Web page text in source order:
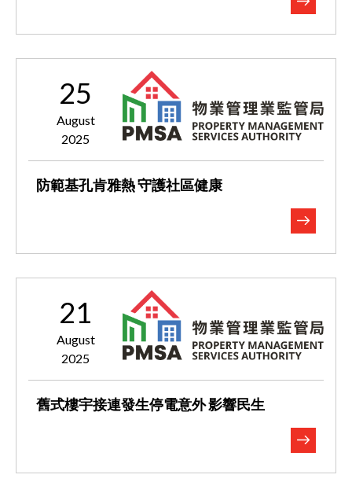
25
August
2025
防範基孔肯雅熱 守護社區健康
21
August
2025
舊式樓宇接連發生停電意外 影響民生